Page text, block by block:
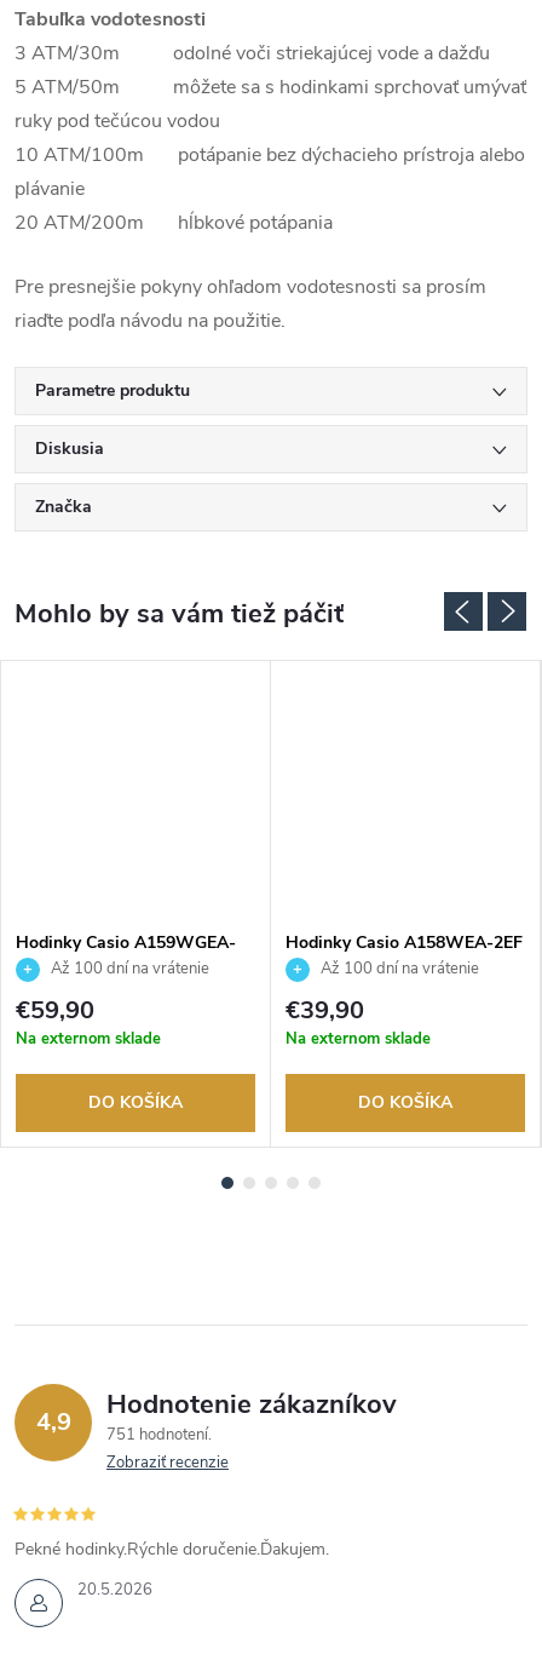
Tabuľka vodotesnosti
3 ATM/30m odolné voči striekajúcej vode a dažďu
5 ATM/50m môžete sa s hodinkami sprchovať umývať
ruky pod tečúcou vodou
10 ATM/100m potápanie bez dýchacieho prístroja alebo
plávanie
20 ATM/200m hĺbkové potápania
Pre presnejšie pokyny ohľadom vodotesnosti sa prosím
riaďte podľa návodu na použitie.
Parametre produktu
Diskusia
Značka
Hodinky Casio A159WGEA-
1EF Až 100 dní na vrátenie
tovaru. Autorizovaný predajca.
€59,90
Na externom sklade
DO KOŠÍKA
Hodinky Casio A158WEA-2EF
Až 100 dní na vrátenie
tovaru. Autorizovaný predajca.
€39,90
Na externom sklade
DO KOŠÍKA
4,9 Hodnotenie zákazníkov
751 hodnotení
Zobraziť recenzie
20.5.2026
Pekné hodinky.Rýchle doručenie.Ďakujem.